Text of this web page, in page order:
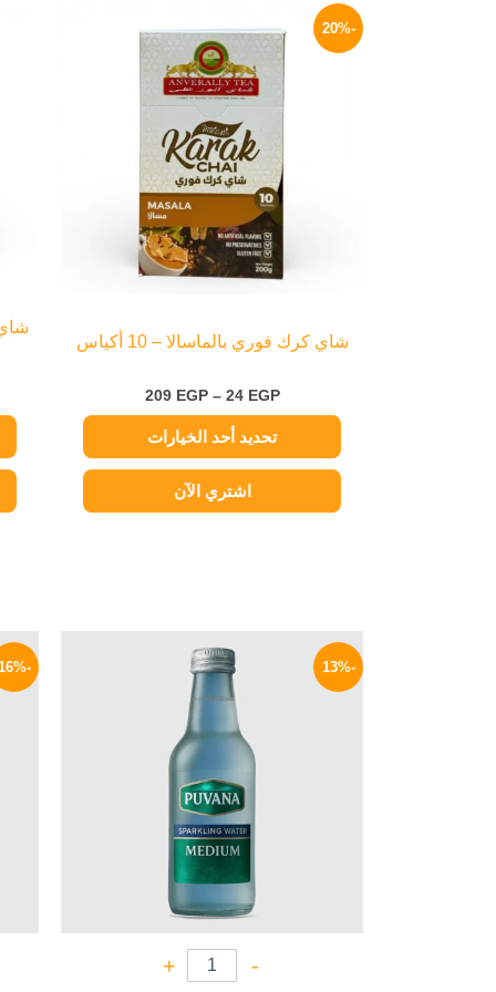
-20%
شاي كرك فوري بالماسالا – 10 أكياس
24 EGP
–
209 EGP
من
تحديد أحد الخيارات
العديد
من
الأشكال
المختلفة
لهذا
المنتج.
يمكن
اختيار
الخيارات
المنتج
اشتري الآن
-13%
-
+
الأصلي
هو:
32 EGP.
-16%